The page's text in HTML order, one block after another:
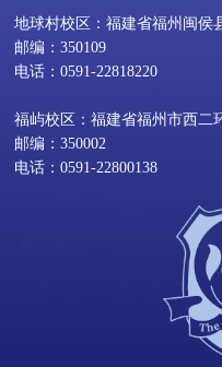
地球村校区：福建省福州闽侯
邮编：350109
电话：0591-22818220
福屿校区：福建省福州市西二
邮编：350002
电话：0591-22800138